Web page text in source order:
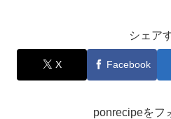
シェア
X Facebook
ponrecipeをフ